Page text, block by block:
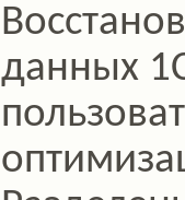
данных